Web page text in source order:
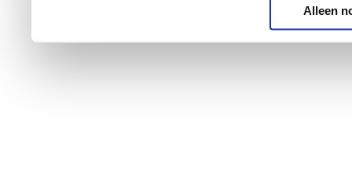
Alleen